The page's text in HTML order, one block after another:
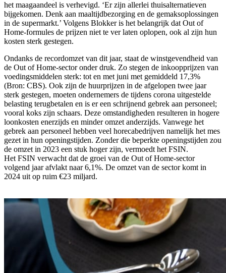
het maagaandeel is verhevigd. ‘Er zijn allerlei thuisalternatieven
bijgekomen. Denk aan maaltijdbezorging en de gemaksoplossingen
in de supermarkt.’ Volgens Blokker is het belangrijk dat Out of
Home-formules de prijzen niet te ver laten oplopen, ook al zijn hun
kosten sterk gestegen.
Ondanks de recordomzet van dit jaar, staat de winstgevendheid van
de Out of Home-sector onder druk. Zo stegen de inkoopprijzen van
voedingsmiddelen sterk: tot en met juni met gemiddeld 17,3%
(Bron: CBS). Ook zijn de huurprijzen in de afgelopen twee jaar
sterk gestegen, moeten ondernemers de tijdens corona uitgestelde
belasting terugbetalen en is er een schrijnend gebrek aan personeel;
vooral koks zijn schaars. Deze omstandigheden resulteren in hogere
loonkosten enerzijds en minder omzet anderzijds. Vanwege het
gebrek aan personeel hebben veel horecabedrijven namelijk het mes
gezet in hun openingstijden. Zonder die beperkte openingstijden zou
de omzet in 2023 een stuk hoger zijn, vermoedt het FSIN.
Het FSIN verwacht dat de groei van de Out of Home-sector
volgend jaar afvlakt naar 6,1%. De omzet van de sector komt in
2024 uit op ruim €23 miljard.